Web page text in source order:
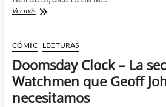
Ver másGeoff
Sentándo
cátedra
con
Doomsday
Cock
CÓMIC LECTURAS
Doomsday Clock – La
Watchmen que Geoff
necesitamos